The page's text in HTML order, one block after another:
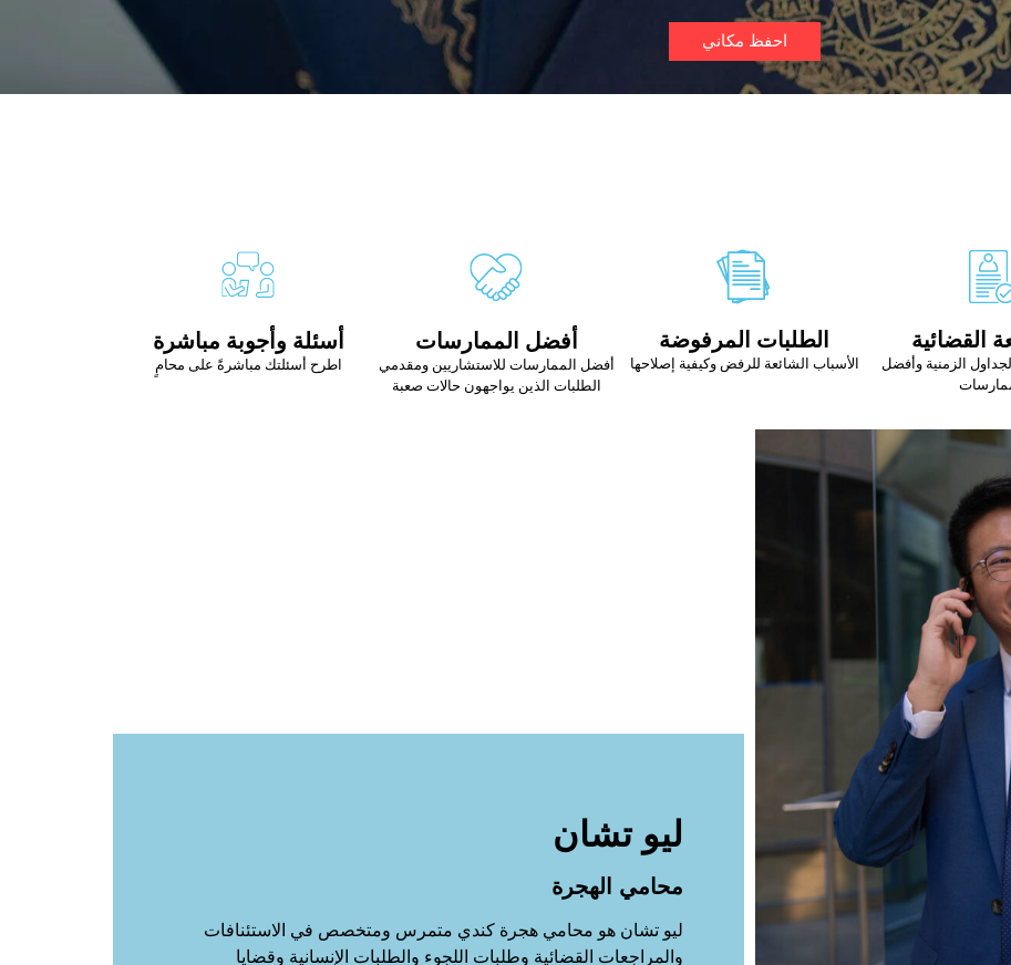
احفظ مكاني
القضائية
الزمنية وأفضل
الطلبات المرفوضة
الأسباب الشائعة للرفض وكيفية إصلاحها
أفضل الممارسات
أفضل الممارسات للاستشاريين ومقدمي
الطلبات الذين يواجهون حالات صعبة
أسئلة وأجوبة مباشرة
اطرح أسئلتك مباشرةً على محامٍ
ليو تشان
محامي الهجرة
ليو تشان هو محامي هجرة كندي متمرس ومتخصص في الاستئنافات
والمراجعات القضائية وطلبات اللجوء والطلبات الإنسانية وقضايا